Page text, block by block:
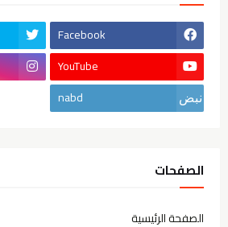
Facebook
YouTube
nabd
الصفحات
الصفحة الرئيسية